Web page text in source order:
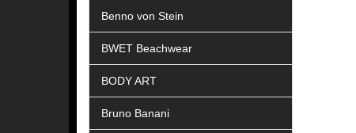
Benno von Stein
BWET Beachwear
BODY ART
Bruno Banani